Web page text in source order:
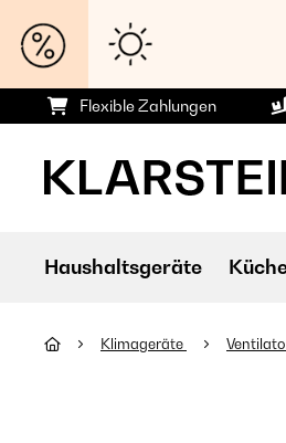
Flexible Zahlungen
Haushaltsgeräte
Klimageräte